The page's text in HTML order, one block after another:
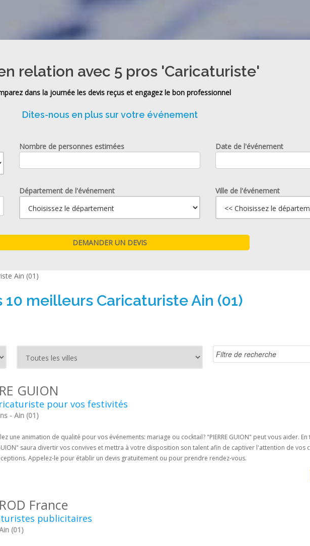
relation avec 5 pros 'Caricaturiste'
dans la journée les devis reçus et engagez le bon professionnel
Dites-nous en plus sur votre événement
Nombre de personnes estimées
Date de l'événement
Département de l'événement Ville de l'événement
Ain (01)
10 meilleurs Caricaturiste Ain (01)
GUION
pour vos festivités
- Ain (01)
une animation de qualité pour vos événements: mariage ou cocktail? "PIERRE GUION" peut vous aider.
GUION" saura divertir vos convives et mettra à votre disposition son talent afin de captiver l'attention de vos
Appelez-le pour établir un devis gratuitement ou pour prendre rendez-vous.
France
publicitaires
(01)